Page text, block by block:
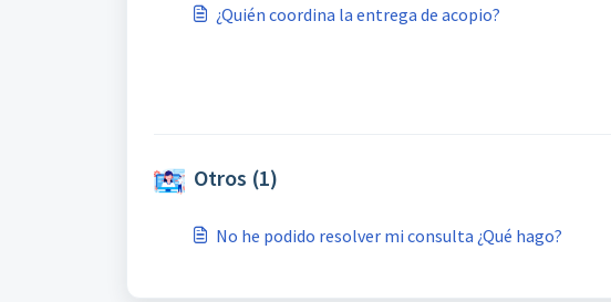
¿Quién coordina la entrega de acopio?
Otros (1)
No he podido resolver mi consulta ¿Qué hago?